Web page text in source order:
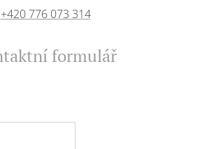
+420 776 073 314
formulář